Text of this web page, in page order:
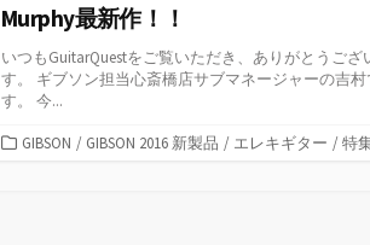
Murphy最新作！！
いつもGuitarQuestをご覧いただき、ありがとうござ
す。 ギブソン担当心斎橋店サブマネージャーの吉村
す。 今...
カGIBSON / GIBSON 2016 新製品 / エレキギター / 特